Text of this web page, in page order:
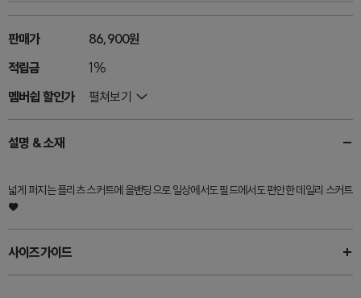
판매가
86,900원
적립금
1%
멤버쉽 할인가
펼쳐보기
설명 & 소재
넓게 퍼지는 플리츠 스커트에 올밴딩으로 일상에서도 필드에서도 편안한 데일리 스커트
♥
사이즈가이드